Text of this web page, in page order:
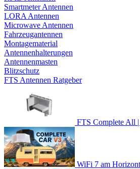
Smartmeter Antennen
LORA Antennen
Microwave Antennen
Fahrzeugantennen
Montagematerial
Antennenhalterungen
Antennenmasten
Blitzschutz
FTS Antennen Ratgeber
FTS Complete All
WiFi 7 am